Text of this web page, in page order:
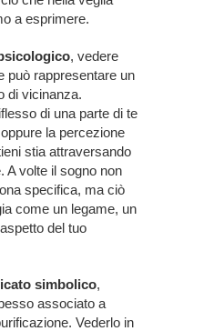
a esprimere.
, vedere
può rappresentare un
di vicinanza.
di una parte di te
la percezione
stia attraversando
A volte il sogno non
specifica, ma ciò
come un legame, un
del tuo
simbolico,
associato a
Vederlo in